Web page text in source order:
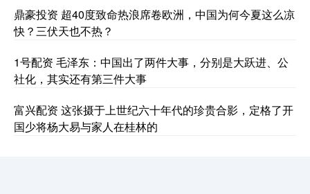
鼎豪投资 超40度致命热浪席卷欧洲，中国为何今夏这么凉
快？三伏天也不热？
1号配资 毛泽东：中国出了两件大事，分别是大跃进、公
社化，其实还有第三件大事
富兴配资 这张摄于上世纪六十年代的珍贵合影，定格了开
国少将杨大易与家人在桂林的